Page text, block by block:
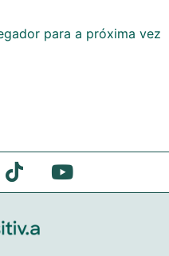
para a próxima vez